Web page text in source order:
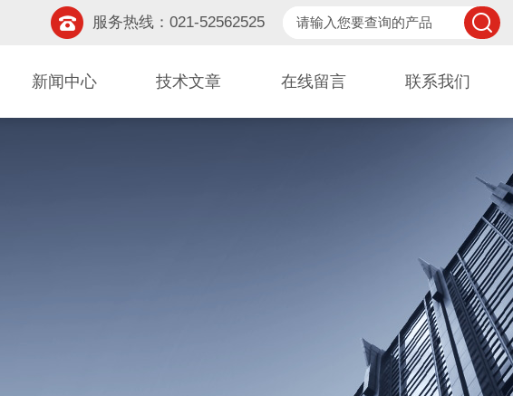
服务热线：021-52562525
新闻中心 技术文章 在线留言 联系我们